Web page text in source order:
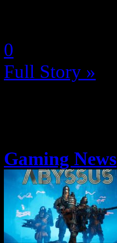
0
Full Story »
Gaming News